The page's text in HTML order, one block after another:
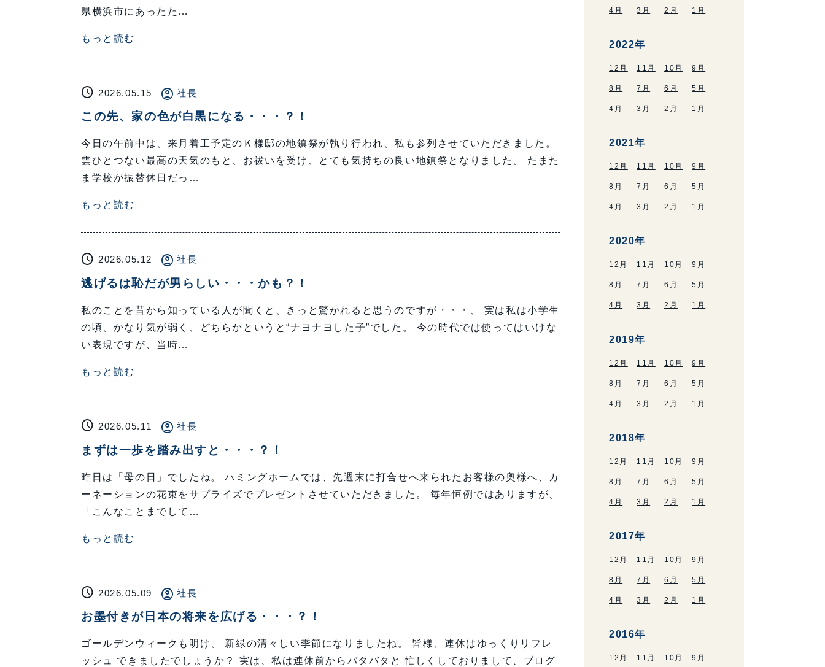
県横浜市にあったた…
もっと読む
schedule 2026.05.15 account_circle 社長
この先、家の色が白黒になる・・・？！
今日の午前中は、来月着工予定のＫ様邸の地鎮祭が執り行われ、私も参列させていただきました。
雲ひとつない最高の天気のもと、お祓いを受け、とても気持ちの良い地鎮祭となりました。 たまた
ま学校が振替休日だっ…
もっと読む
schedule 2026.05.12 account_circle 社長
逃げるは恥だが男らしい・・・かも？！
私のことを昔から知っている人が聞くと、きっと驚かれると思うのですが・・・、 実は私は小学生
の頃、かなり気が弱く、どちらかというと“ナヨナヨした子”でした。 今の時代では使ってはいけな
い表現ですが、当時…
もっと読む
schedule 2026.05.11 account_circle 社長
まずは一歩を踏み出すと・・・？！
昨日は「母の日」でしたね。 ハミングホームでは、先週末に打合せへ来られたお客様の奥様へ、カ
ーネーションの花束をサプライズでプレゼントさせていただきました。 毎年恒例ではありますが、
「こんなことまでして…
もっと読む
schedule 2026.05.09 account_circle 社長
お墨付きが日本の将来を広げる・・・？！
ゴールデンウィークも明け、 新緑の清々しい季節になりましたね。 皆様、連休はゆっくりリフレ
ッシュ できましたでしょうか？ 実は、私は連休前からバタバタと 忙しくしておりまして、ブログ
4月 3月 2月 1月
2022年
12月 11月 10月 9月
8月 7月 6月 5月
4月 3月 2月 1月
2021年
12月 11月 10月 9月
8月 7月 6月 5月
4月 3月 2月 1月
2020年
12月 11月 10月 9月
8月 7月 6月 5月
4月 3月 2月 1月
2019年
12月 11月 10月 9月
8月 7月 6月 5月
4月 3月 2月 1月
2018年
12月 11月 10月 9月
8月 7月 6月 5月
4月 3月 2月 1月
2017年
12月 11月 10月 9月
8月 7月 6月 5月
4月 3月 2月 1月
2016年
12月 11月 10月 9月